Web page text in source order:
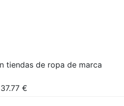
tiendas de ropa de marca
37.77 €